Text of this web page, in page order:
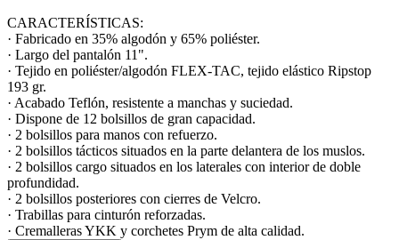
CARACTERÍSTICAS:
· Fabricado en 35% algodón y 65% poliéster.
· Largo del pantalón 11".
· Tejido en poliéster/algodón FLEX-TAC, tejido elástico Ripstop
193 gr.
· Acabado Teflón, resistente a manchas y suciedad.
· Dispone de 12 bolsillos de gran capacidad.
· 2 bolsillos para manos con refuerzo.
· 2 bolsillos tácticos situados en la parte delantera de los muslos.
· 2 bolsillos cargo situados en los laterales con interior de doble
profundidad.
· 2 bolsillos posteriores con cierres de Velcro.
· Trabillas para cinturón reforzadas.
· Cremalleras YKK y corchetes Prym de alta calidad.